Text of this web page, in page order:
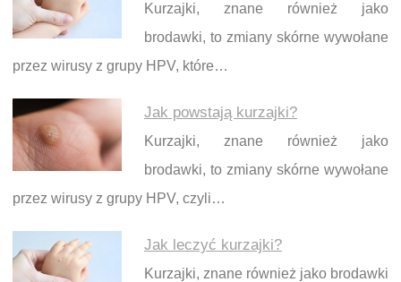
Kurzajki, znane również jako
brodawki, to zmiany skórne wywołane
przez wirusy z grupy HPV, które…
Jak powstają kurzajki?
Kurzajki, znane również jako
brodawki, to zmiany skórne wywołane
przez wirusy z grupy HPV, czyli…
Jak leczyć kurzajki?
Kurzajki, znane również jako brodawki